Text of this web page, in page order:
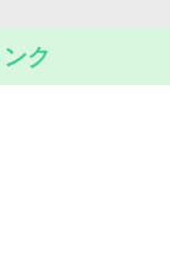
ク